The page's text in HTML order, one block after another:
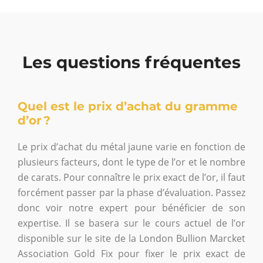
Les questions fréquentes
Quel est le prix d’achat du gramme
d’or ?
Le prix d’achat du métal jaune varie en fonction de
plusieurs facteurs, dont le type de l’or et le nombre
de carats. Pour connaître le prix exact de l’or, il faut
forcément passer par la phase d’évaluation. Passez
donc voir notre expert pour bénéficier de son
expertise. Il se basera sur le cours actuel de l’or
disponible sur le site de la London Bullion Marcket
Association Gold Fix pour fixer le prix exact de